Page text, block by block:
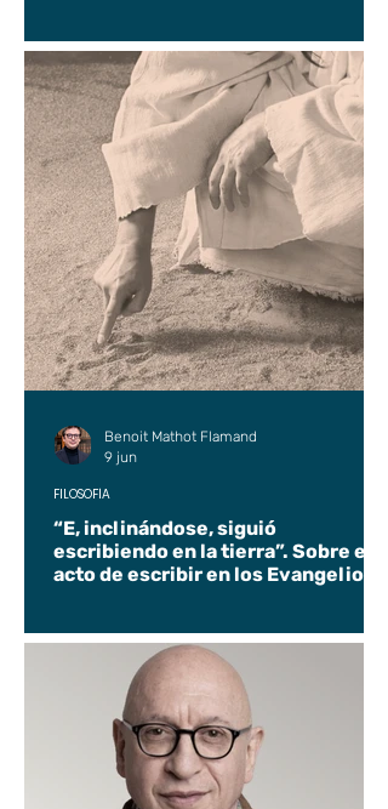
“E, inclinándose, siguió
escribiendo en la tierra”. Sobre el
acto de escribir en los Evangelios.
FILOSOFÍA
Benoit Mathot Flamand
9 jun